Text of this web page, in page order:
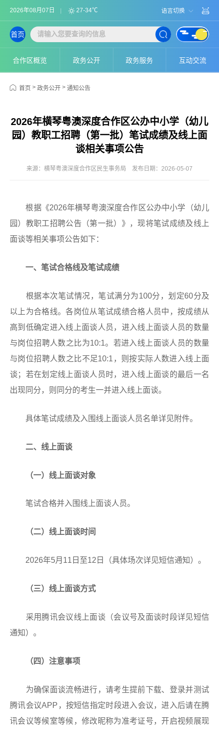
2026年08月07日 27-34℃ 语言切换
合作区概览 政务公开 政务服务 互动交流
首页
首页 > 政务公开 > 通知公告
2026年横琴粤澳深度合作区公办中小学（幼儿
园）教职工招聘（第一批）笔试成绩及线上面
谈相关事项公告
来源：横琴粤澳深度合作区民生事务局 发布日期：2026-05-07
根据《2026年横琴粤澳深度合作区公办中小学（幼儿
园）教职工招聘公告（第一批）》，现将笔试成绩及线上
面谈等相关事项公告如下：
一、笔试合格线及笔试成绩
根据本次笔试情况，笔试满分为100分，划定60分及
以上为合格线。各岗位从笔试成绩合格人员中，按成绩从
高到低确定进入线上面谈人员，进入线上面谈人员的数量
与岗位招聘人数之比为10:1。若进入线上面谈人员的数量
与岗位招聘人数之比不足10:1，则按实际人数进入线上面
谈；若在划定线上面谈人员时，进入线上面谈的最后一名
出现同分，则同分的考生一并进入线上面谈。
具体笔试成绩及入围线上面谈人员名单详见附件。
二、线上面谈
（一）线上面谈对象
笔试合格并入围线上面谈人员。
（二）线上面谈时间
2026年5月11日至12日（具体场次详见短信通知）。
（三）线上面谈方式
采用腾讯会议线上面谈（会议号及面谈时段详见短信
通知）。
（四）注意事项
为确保面谈流畅进行，请考生提前下载、登录并测试
腾讯会议APP，按短信指定时段进入会议，进入后请在腾
讯会议等候室等候，修改昵称为准考证号，开启视频展现